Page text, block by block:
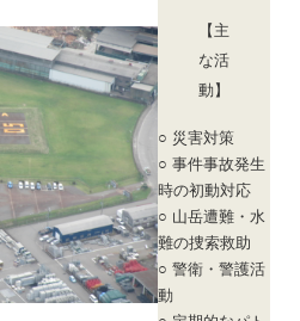
【主
な活
動】
○ 災害対策
○ 事件事故発生
時の初動対応
○ 山岳遭難・水
難の捜索救助
○ 警衛・警護活
動